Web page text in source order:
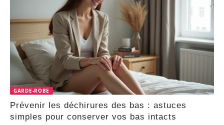
GARDE-ROBE
Prévenir les déchirures des bas : astuces
simples pour conserver vos bas intacts